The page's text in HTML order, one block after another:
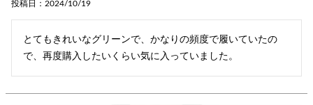
投稿日 2024/10/19
とてもきれいなグリーンで、かなりの頻度で履いていたの
で、再度購入したいくらい気に入っていました。